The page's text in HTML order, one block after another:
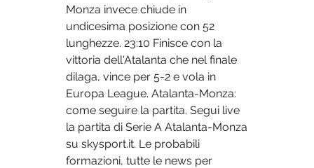
Monza invece chiude in
undicesima posizione con 52
lunghezze. 23:10 Finisce con la
vittoria dell'Atalanta che nel finale
dilaga, vince per 5-2 e vola in
Europa League. Atalanta-Monza:
come seguire la partita. Segui live
la partita di Serie A Atalanta-Monza
su skysport.it. Le probabili
formazioni, tutte le news per